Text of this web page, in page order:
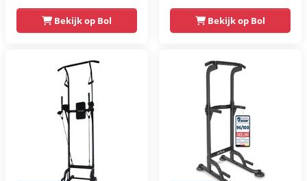
krachtstation -
home gym -
215x111x142
Bekijk op Bol Bekijk op Bol